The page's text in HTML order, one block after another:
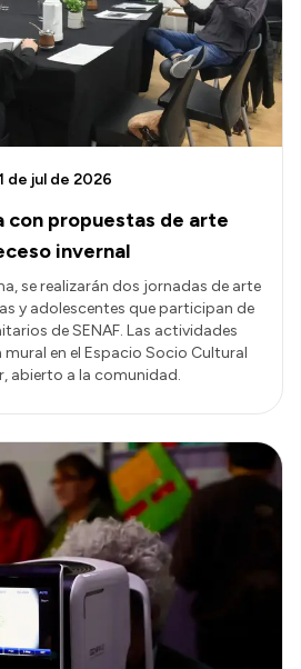
con propuestas de arte
invernal
de jul de 2026
se realizarán dos jornadas de arte
y adolescentes que participan de
de SENAF. Las actividades
en el Espacio Socio Cultural
abierto a la comunidad.